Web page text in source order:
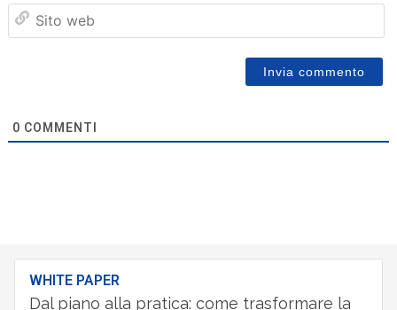
0 COMMENTI
WHITE PAPER
Dal piano alla pratica: come trasformare la